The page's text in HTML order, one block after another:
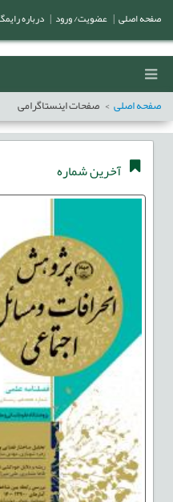
صفحه اصلی صفحات اینستاگرامی
آخرین شماره
صفحه اصلی عضویت/ ورود درباره رایمگ